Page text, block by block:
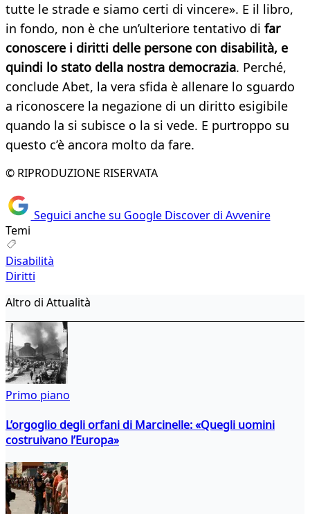
tutte le strade e siamo certi di vincere». E il libro,
in fondo, non è che un’ulteriore tentativo di far
conoscere i diritti delle persone con disabilità, e
quindi lo stato della nostra democrazia. Perché,
conclude Abet, la vera sfida è allenare lo sguardo
a riconoscere la negazione di un diritto esigibile
quando la si subisce o la si vede. E purtroppo su
questo c’è ancora molto da fare.
© RIPRODUZIONE RISERVATA
Seguici anche su Google Discover di Avvenire
Temi
Disabilità
Diritti
Altro di Attualità
Primo piano
L’orgoglio degli orfani di Marcinelle: «Quegli uomini
costruivano l’Europa»